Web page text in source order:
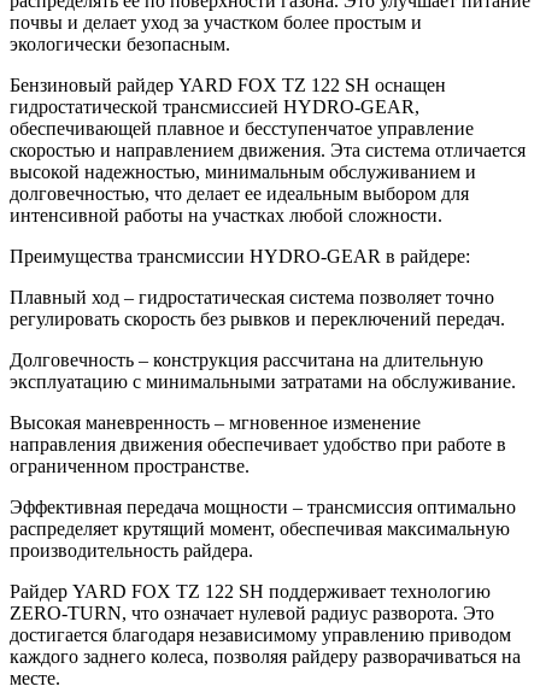
почвы и делает уход за участком более простым и
экологически безопасным.
Бензиновый райдер YARD FOX TZ 122 SH оснащен
гидростатической трансмиссией HYDRO-GEAR,
обеспечивающей плавное и бесступенчатое управление
скоростью и направлением движения. Эта система отличается
высокой надежностью, минимальным обслуживанием и
долговечностью, что делает ее идеальным выбором для
интенсивной работы на участках любой сложности.
Преимущества трансмиссии HYDRO-GEAR в райдере:
Плавный ход – гидростатическая система позволяет точно
регулировать скорость без рывков и переключений передач.
Долговечность – конструкция рассчитана на длительную
эксплуатацию с минимальными затратами на обслуживание.
Высокая маневренность – мгновенное изменение
направления движения обеспечивает удобство при работе в
ограниченном пространстве.
Эффективная передача мощности – трансмиссия оптимально
распределяет крутящий момент, обеспечивая максимальную
производительность райдера.
Райдер YARD FOX TZ 122 SH поддерживает технологию
ZERO-TURN, что означает нулевой радиус разворота. Это
достигается благодаря независимому управлению приводом
каждого заднего колеса, позволяя райдеру разворачиваться на
месте.